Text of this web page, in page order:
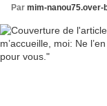
Par mim-nanou75.over-